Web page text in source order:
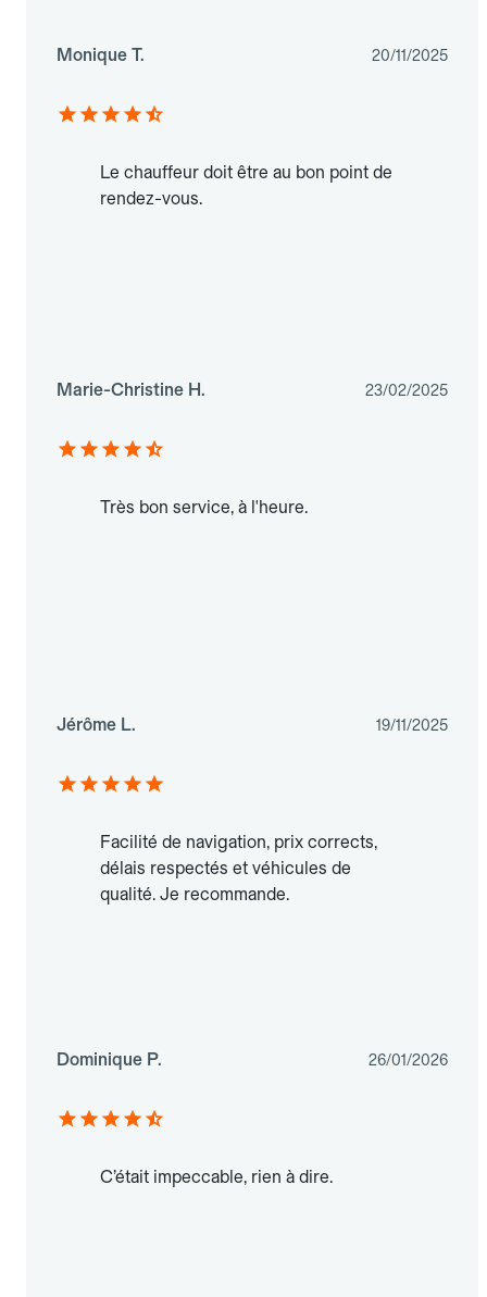
Monique T. 20/11/2025
Le chauffeur doit être au bon point de
rendez-vous.
Marie-Christine H. 23/02/2025
Très bon service, à l'heure.
Jérôme L. 19/11/2025
Facilité de navigation, prix corrects,
délais respectés et véhicules de
qualité. Je recommande.
Dominique P. 26/01/2026
C’était impeccable, rien à dire.